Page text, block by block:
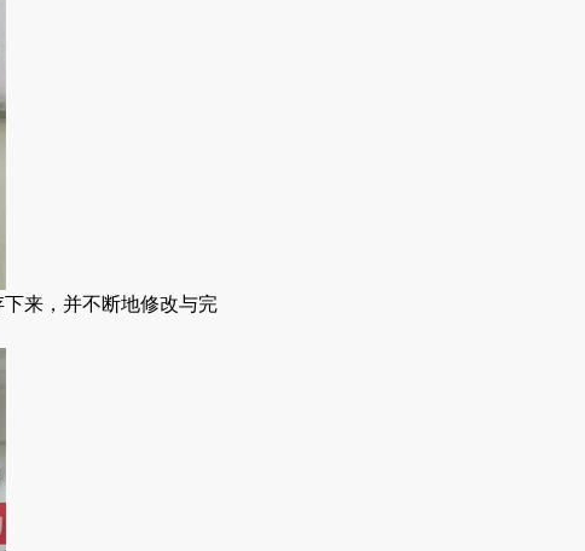
来，并不断地修改与完